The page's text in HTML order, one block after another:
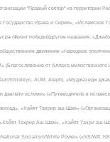
"Правый сектор" на территории
Государство Ирака и Сирии», «Исламское
(Фронт победы)(другие названия:
движение «Народное
(Благословение от Аллаха
AUM, Aleph), «Муджахеды
исломи» («Путеводитель в
«Хайят Тахрир аш-Шам»
Тахрир Аш-Шам», «Хайят Тахри аш-
Socialism/White Power» («NS/WP,